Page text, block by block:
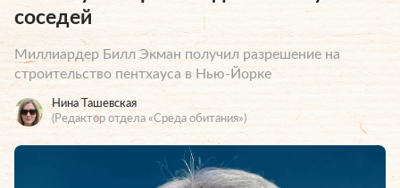
соседей
Миллиардер Билл Экман получил разрешение на
строительство пентхауса в Нью-Йорке
Нина Ташевская
(Редактор отдела «Среда обитания»)